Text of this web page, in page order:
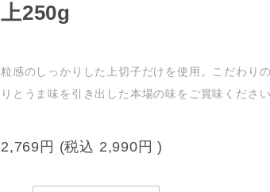
上250g
粒感のしっかりした上切子だけを使用。こだわり
りとうま味を引き出した本場の味をご賞味ください
2,769円 (税込 2,990円 )